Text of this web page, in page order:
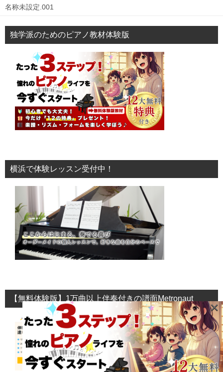
名称未設定.001
独学派のためのピアノ教材体験版
横浜で体験レッスン受付中！
【無料体験版】1万曲以上伴奏付きの譜面Metronaut
×